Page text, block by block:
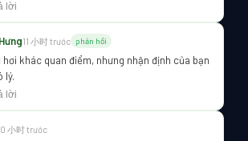
lời
11 小时 trước phản hồi
hơi khác quan điểm, nhưng nhận định của bạn
lý.
lời
小时 trước